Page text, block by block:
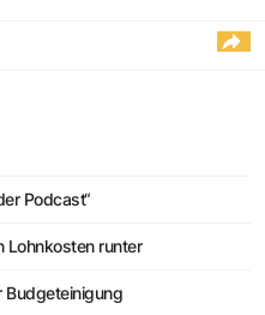
Podcast“
Lohnkosten runter
Budgeteinigung